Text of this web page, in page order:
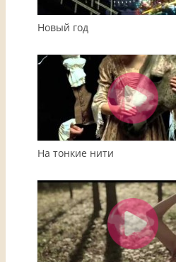
Новый год
На тонкие нити